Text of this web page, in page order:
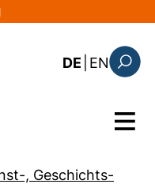
zum Inhalt
DE EN: this
Menü
, Geschichts-